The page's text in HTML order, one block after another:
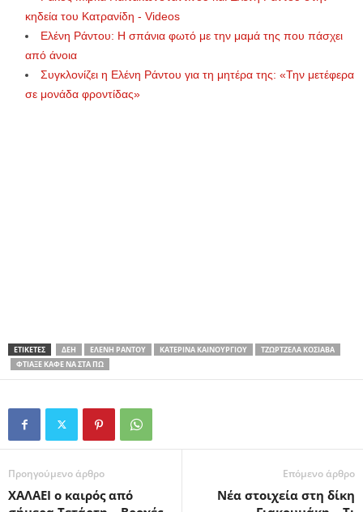
κηδεία του Κατρανίδη - Videos
Ελένη Ράντου: Η σπάνια φωτό με την μαμά της που πάσχει
από άνοια
Συγκλονίζει η Ελένη Ράντου για τη μητέρα της: «Την μετέφερα
σε μονάδα φροντίδας»
ΕΤΙΚΕΤΕΣ ΔΕΗ ΕΛΈΝΗ ΡΆΝΤΟΥ ΚΑΤΕΡΊΝΑ ΚΑΙΝΟΎΡΓΙΟΥ
ΤΖΩΡΤΖΈΛΑ ΚΌΣΙΑΒΑ
ΦΤΙΆΞΕ ΚΑΦΈ ΝΑ ΣΤΑ ΠΩ
Προηγούμενο άρθρο
ΧΑΛΑΕΙ ο καιρός από
Επόμενο άρθρο
Νέα στοιχεία στη δίκη